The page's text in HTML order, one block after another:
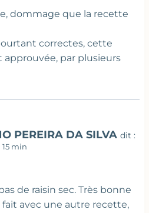
dommage que la recette
correctes, cette
par plusieurs
PEREIRA DA SILVA dit :
15 min
de raisin sec. Très bonne
fait avec une autre recette,